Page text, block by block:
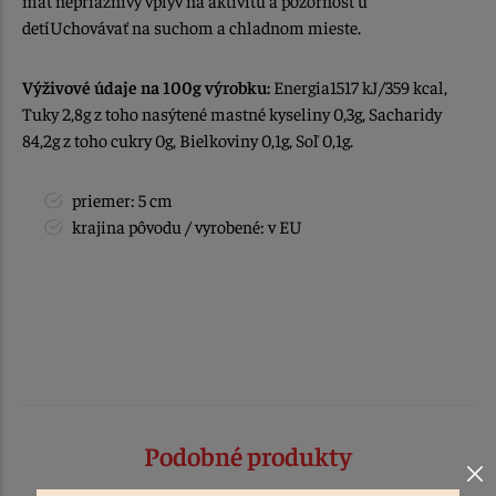
detíUchovávať na suchom a chladnom mieste.
Výživové údaje na 100g výrobku: Energia1517 kJ/359 kcal,
Tuky 2,8g z toho nasýtené mastné kyseliny 0,3g, Sacharidy
84,2g z toho cukry 0g, Bielkoviny 0,1g, Soľ 0,1g.
priemer: 5 cm
krajina pôvodu / vyrobené: v EU
Podobné produkty